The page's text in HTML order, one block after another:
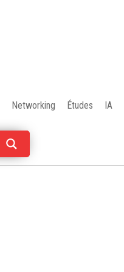
Networking Études IA